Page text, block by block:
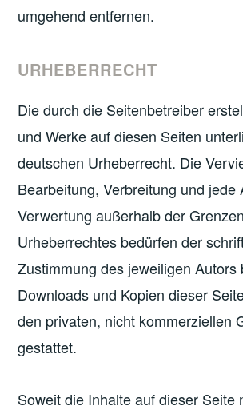
umgehend entfernen.
URHEBERRECHT
Die durch die Seitenbetreiber
und Werke auf diesen Seiten
deutschen Urheberrecht. Die
Bearbeitung, Verbreitung und jede
Verwertung außerhalb der
Urheberrechtes bedürfen der
Zustimmung des jeweiligen Autors
Downloads und Kopien dieser
den privaten, nicht kommerziellen
gestattet.
Soweit die Inhalte auf dieser Seite